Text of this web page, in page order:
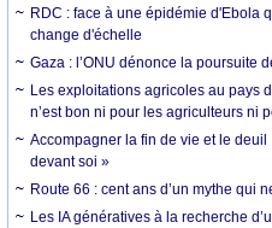
RDC : face à une épidémie d'Ebola
change d'échelle
Gaza : l’ONU dénonce la poursuite
Les exploitations agricoles au pays
n’est bon ni pour les agriculteurs ni
Accompagner la fin de vie et le
devant soi »
Route 66 : cent ans d’un mythe qui
Les IA génératives à la recherche